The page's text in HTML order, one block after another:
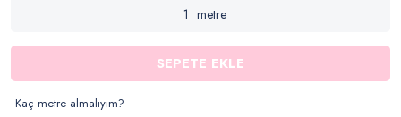
metre
SEPETE EKLE
Kaç metre almalıyım?